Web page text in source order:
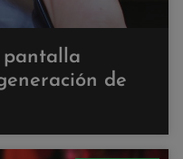
pantalla
de